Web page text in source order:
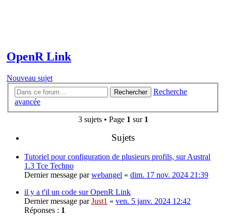
OpenR Link
Nouveau sujet
Rechercher
Recherche
avancée
3 sujets • Page 1 sur 1
Sujets
Tutoriel pour configuration de plusieurs profils, sur Austral
1.3 Tce Techno
Dernier message parwebangel « dim. 17 nov. 2024 21:39
il y a t'il un code sur OpenR Link
Dernier message parJust1 « ven. 5 janv. 2024 12:42
Réponses : 1